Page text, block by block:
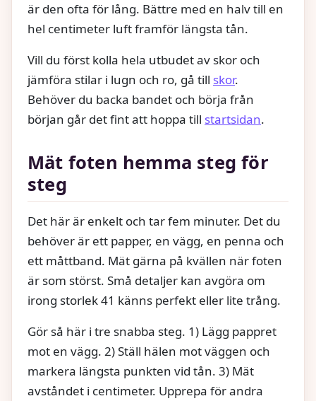
är den ofta för lång. Bättre med en halv till en
hel centimeter luft framför längsta tån.
Vill du först kolla hela utbudet av skor och
jämföra stilar i lugn och ro, gå till skor.
Behöver du backa bandet och börja från
början går det fint att hoppa till startsidan.
Mät foten hemma steg för
steg
Det här är enkelt och tar fem minuter. Det du
behöver är ett papper, en vägg, en penna och
ett måttband. Mät gärna på kvällen när foten
är som störst. Små detaljer kan avgöra om
irong storlek 41 känns perfekt eller lite trång.
Gör så här i tre snabba steg. 1) Lägg pappret
mot en vägg. 2) Ställ hälen mot väggen och
markera längsta punkten vid tån. 3) Mät
avståndet i centimeter. Upprepa för andra